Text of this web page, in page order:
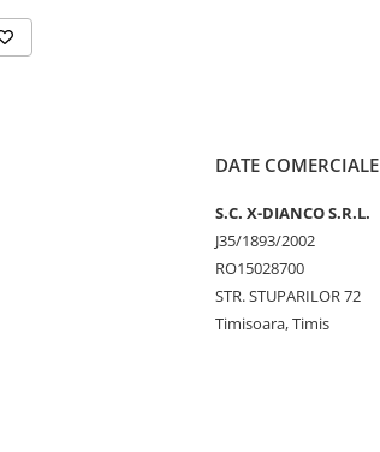
DATE COMERCIALE
S.C. X-DIANCO S.R.L.
J35/1893/2002
RO15028700
STR. STUPARILOR 72
Timisoara, Timis